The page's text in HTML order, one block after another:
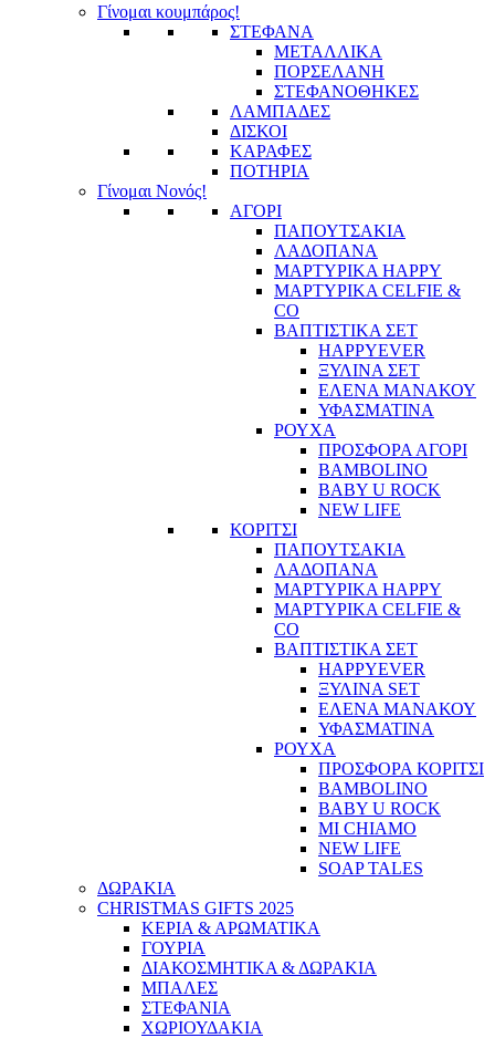
Γίνομαι κουμπάρος!
ΣΤΕΦΑΝΑ
ΜΕΤΑΛΛΙΚΑ
ΠΟΡΣΕΛΑΝΗ
ΣΤΕΦΑΝΟΘΗΚΕΣ
ΛΑΜΠΑΔΕΣ
ΔΙΣΚΟΙ
ΚΑΡΑΦΕΣ
ΠΟΤΗΡΙΑ
Γίνομαι Νονός!
ΑΓΟΡΙ
ΠΑΠΟΥΤΣΑΚΙΑ
ΛΑΔΟΠΑΝΑ
ΜΑΡΤΥΡΙΚΑ HAPPY
ΜΑΡΤΥΡΙΚΑ CELFIE &
CO
ΒΑΠΤΙΣΤΙΚΑ ΣΕΤ
HAPPYEVER
ΞΥΛΙΝΑ ΣΕΤ
ΕΛΕΝΑ ΜΑΝΑΚΟΥ
ΥΦΑΣΜΑΤΙΝΑ
ΡΟΥΧΑ
ΠΡΟΣΦΟΡΑ ΑΓΟΡΙ
BAMBOLINO
BABY U ROCK
NEW LIFE
ΚΟΡΙΤΣΙ
ΠΑΠΟΥΤΣΑΚΙΑ
ΛΑΔΟΠΑΝΑ
ΜΑΡΤΥΡΙΚΑ HAPPY
ΜΑΡΤΥΡΙΚΑ CELFIE &
CO
ΒΑΠΤΙΣΤΙΚΑ ΣΕΤ
HAPPYEVER
ΞΥΛΙΝΑ SET
ΕΛΕΝΑ ΜΑΝΑΚΟΥ
ΥΦΑΣΜΑΤΙΝΑ
ΡΟΥΧΑ
ΠΡΟΣΦΟΡΑ ΚΟΡΙΤΣΙ
BAMBOLINO
BABY U ROCK
MI CHIAMO
NEW LIFE
SOAP TALES
ΔΩΡΑΚΙΑ
CHRISTMAS GIFTS 2025
ΚΕΡΙΑ & ΑΡΩΜΑΤΙΚΑ
ΓΟΥΡΙΑ
ΔΙΑΚΟΣΜΗΤΙΚΑ & ΔΩΡΑΚΙΑ
ΜΠΑΛΕΣ
ΣΤΕΦΑΝΙΑ
ΧΩΡΙΟΥΔΑΚΙΑ